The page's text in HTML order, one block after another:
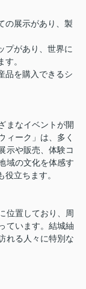
の展示があり、製
プがあり、世界に
。
品を購入できるシ
まなイベントが開
ィーク」は、多く
示や販売、体験コ
域の文化を体感す
立ちます。
位置しており、周
ています。結城紬
れる人々に特別な